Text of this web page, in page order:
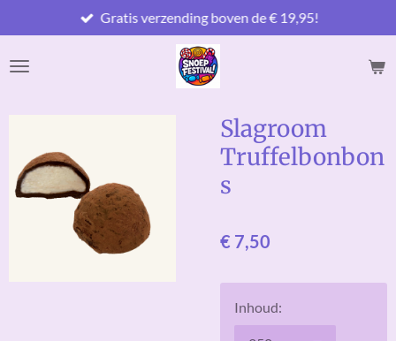
direct
naar
Gratis verzending boven de € 19,95!
Slagroom
Truffelbonbon
s
€ 7,50
Inhoud: